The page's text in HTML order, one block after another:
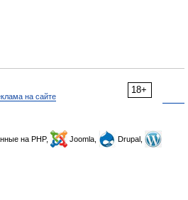
18+
на сайте
на PHP, Joomla,
Drupal,